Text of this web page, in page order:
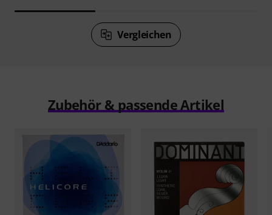
Vergleichen
Zubehör & passende Artikel